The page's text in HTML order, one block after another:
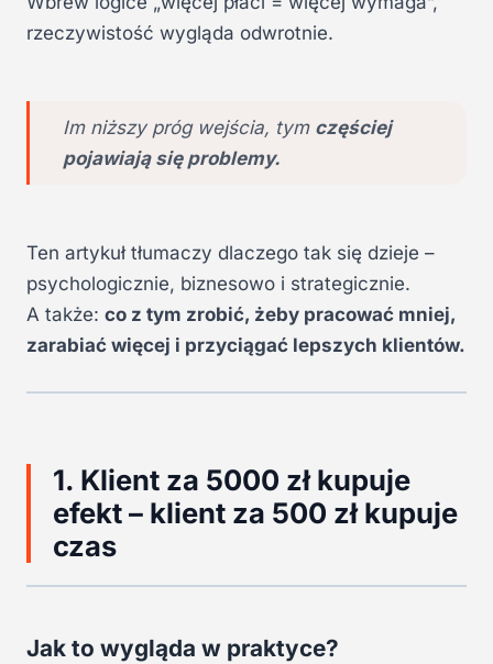
rzeczywistość wygląda odwrotnie.
Im niższy próg wejścia, tym częściej
pojawiają się problemy.
Ten artykuł tłumaczy dlaczego tak się dzieje –
psychologicznie, biznesowo i strategicznie.
A także: co z tym zrobić, żeby pracować mniej,
zarabiać więcej i przyciągać lepszych klientów.
1. Klient za 5000 zł kupuje
efekt – klient za 500 zł kupuje
czas
Jak to wygląda w praktyce?